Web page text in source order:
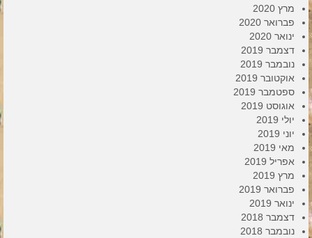
מרץ 2020
פברואר 2020
ינואר 2020
דצמבר 2019
נובמבר 2019
אוקטובר 2019
ספטמבר 2019
אוגוסט 2019
יולי 2019
יוני 2019
מאי 2019
אפריל 2019
מרץ 2019
פברואר 2019
ינואר 2019
דצמבר 2018
נובמבר 2018